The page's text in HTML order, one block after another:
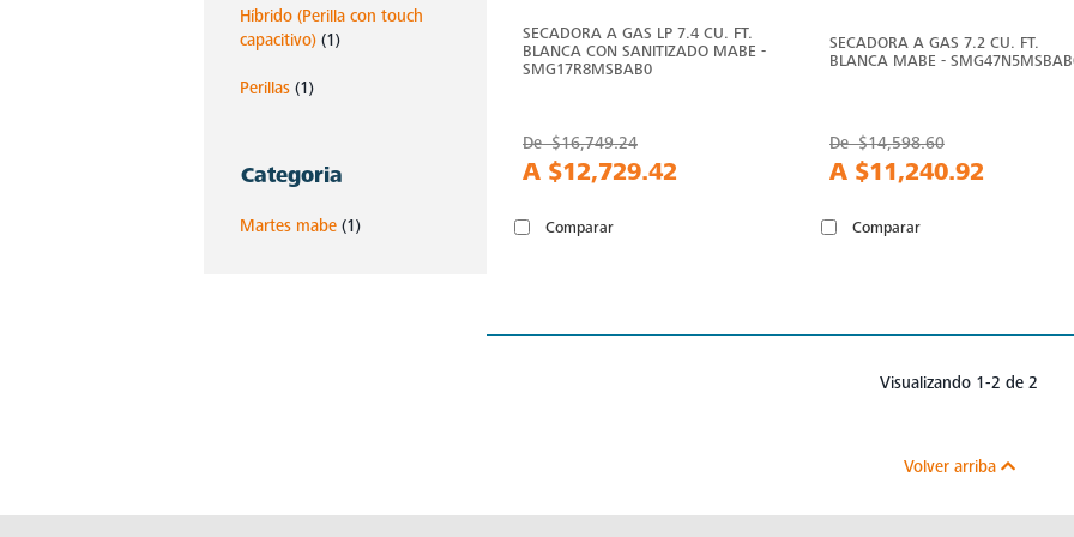
Híbrido (Perilla con touch
capacitivo) (1)
Perillas (1)
Categoria
Martes mabe (1)
SECADORA A GAS LP 7.4 CU. FT.
BLANCA CON SANITIZADO MABE -
SMG17R8MSBAB0
De$16,749.24
A $12,729.42
Comparar
SECADORA A GAS 7.2 CU. FT.
BLANCA MABE -
De$14,598.60
A $11,240.92
Comparar
Visualizando 1-2 de 2
Volver arriba